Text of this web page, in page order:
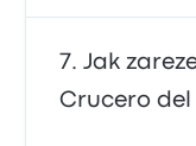
Jak
Crucero del